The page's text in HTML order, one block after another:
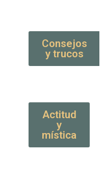
Consejos
y trucos
Actitud
y
mística